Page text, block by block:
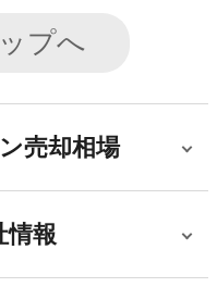
プへ
売却相場
情報